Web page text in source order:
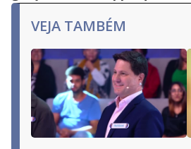
VEJA TAMBÉM